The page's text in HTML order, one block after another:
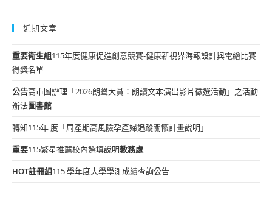
近期文章
重要衛生組115年度健康促進創意競賽-健康新視界海報設計與電繪比賽
得獎名單
公告高市圖辦理「2026朗聲大賞：朗讀文本演出影片徵選活動」之活動
辦法圖書館
轉知115年 度「周產期高風險孕產婦追蹤關懷計畫說明」
重要115繁星推薦校內選填說明教務處
HOT註冊組115 學年度大學學測成績查詢公告